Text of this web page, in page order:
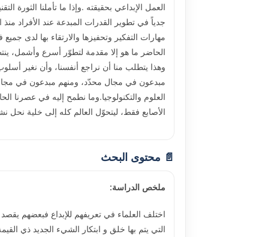
العمل الإبداعي بحقيقته .وإذا ما تأملنا
جدياً في تطوير القدرات المبدعة عند الأفراد
مهارات التفكير وتحفيزها والارتقاء بها لدى
الحاضر ما هو إلا مقدمة لتطوّر أسرع وأشمل،
وهذا يتطلب منا أن نراجع أنفسنا، وأن نغير
مبدعون في مجال محدّد، ومنهم مبدعون في
العلوم والتكنولوجيا.وما نطمح إليه في عصرنا
الأصابع فقط، ليتحوّل العالم كله إلى خلية
📄 محتوى البحث
ملخص الدراسة:
التي يتم بها خلق و ابتكار الشيء الجديد ذي